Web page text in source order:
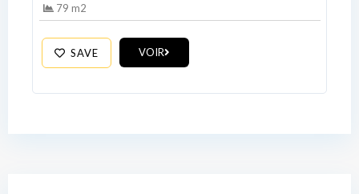
79 m2
SAVE VOIR